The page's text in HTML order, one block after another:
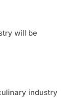
will be
industry